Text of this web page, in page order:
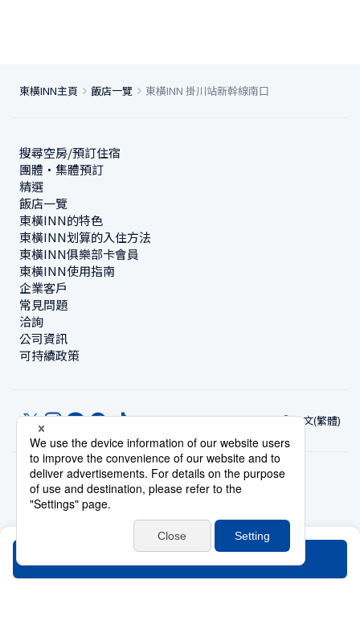
東橫INN主頁 飯店一覽 東橫INN 掛川站新幹線南口
搜尋空房/預訂住宿
團體・集體預訂
精選
飯店一覽
東橫INN的特色
東橫INN划算的入住方法
東橫INN俱樂部卡會員
東橫INN使用指南
企業客戶
常見問題
洽詢
公司資訊
可持續政策
中文(繁體)
© Toyoko Inn Co., Ltd.
隱私設定隱私保護政策根據特定商業交易法的標示網站政策
帳號使用條款持卡會員條款